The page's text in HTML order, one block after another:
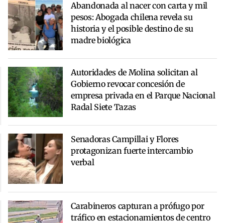
Abandonada al nacer con carta y mil
pesos: Abogada chilena revela su
historia y el posible destino de su
madre biológica
Autoridades de Molina solicitan al
Gobierno revocar concesión de
empresa privada en el Parque Nacional
Radal Siete Tazas
Senadoras Campillai y Flores
protagonizan fuerte intercambio
verbal
Carabineros capturan a prófugo por
tráfico en estacionamientos de centro